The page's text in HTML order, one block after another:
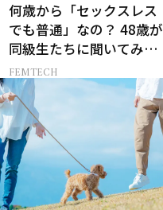
何歳から「セックスレス
でも普通」なの？ 48歳が
同級生たちに聞いてみた
ら…
FEMTECH